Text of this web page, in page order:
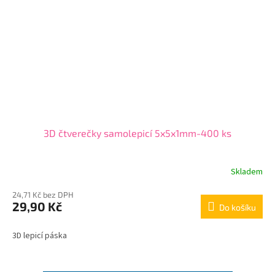
3D čtverečky samolepicí 5x5x1mm-400 ks
Skladem
24,71 Kč bez DPH
29,90 Kč Do košíku
3D lepicí páska